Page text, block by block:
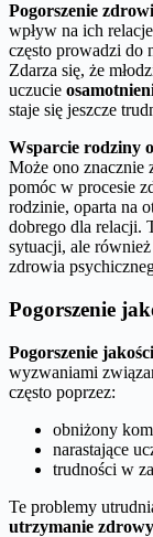
Pogorszenie
wpływ na ich
często prowadzi do
Zdarza się, że
uczucie
staje się jeszcze
Wsparcie rodziny
Może ono znacznie
pomóc w procesie
rodzinie, oparta na
dobrego dla relacji.
sytuacji, ale
zdrowia
Pogorszenie
Pogorszenie
wyzwaniami
często poprzez:
obniżony
narastające
trudności w
Te problemy
utrzymanie